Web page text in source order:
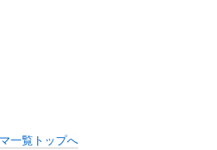
一覧トップへ